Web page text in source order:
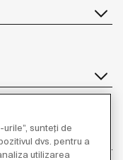
sunteți de
dvs. pentru a
utilizarea